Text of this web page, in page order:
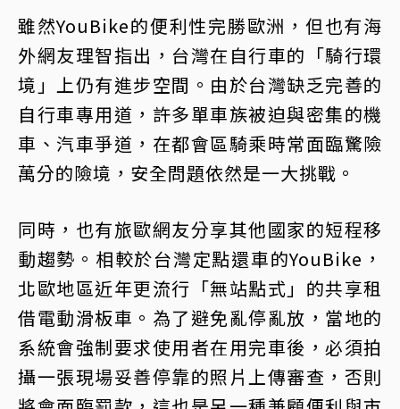
雖然YouBike的便利性完勝歐洲，但也有海
外網友理智指出，台灣在自行車的「騎行環
境」上仍有進步空間。由於台灣缺乏完善的
自行車專用道，許多單車族被迫與密集的機
車、汽車爭道，在都會區騎乘時常面臨驚險
萬分的險境，安全問題依然是一大挑戰。
同時，也有旅歐網友分享其他國家的短程移
動趨勢。相較於台灣定點還車的YouBike，
北歐地區近年更流行「無站點式」的共享租
借電動滑板車。為了避免亂停亂放，當地的
系統會強制要求使用者在用完車後，必須拍
攝一張現場妥善停靠的照片上傳審查，否則